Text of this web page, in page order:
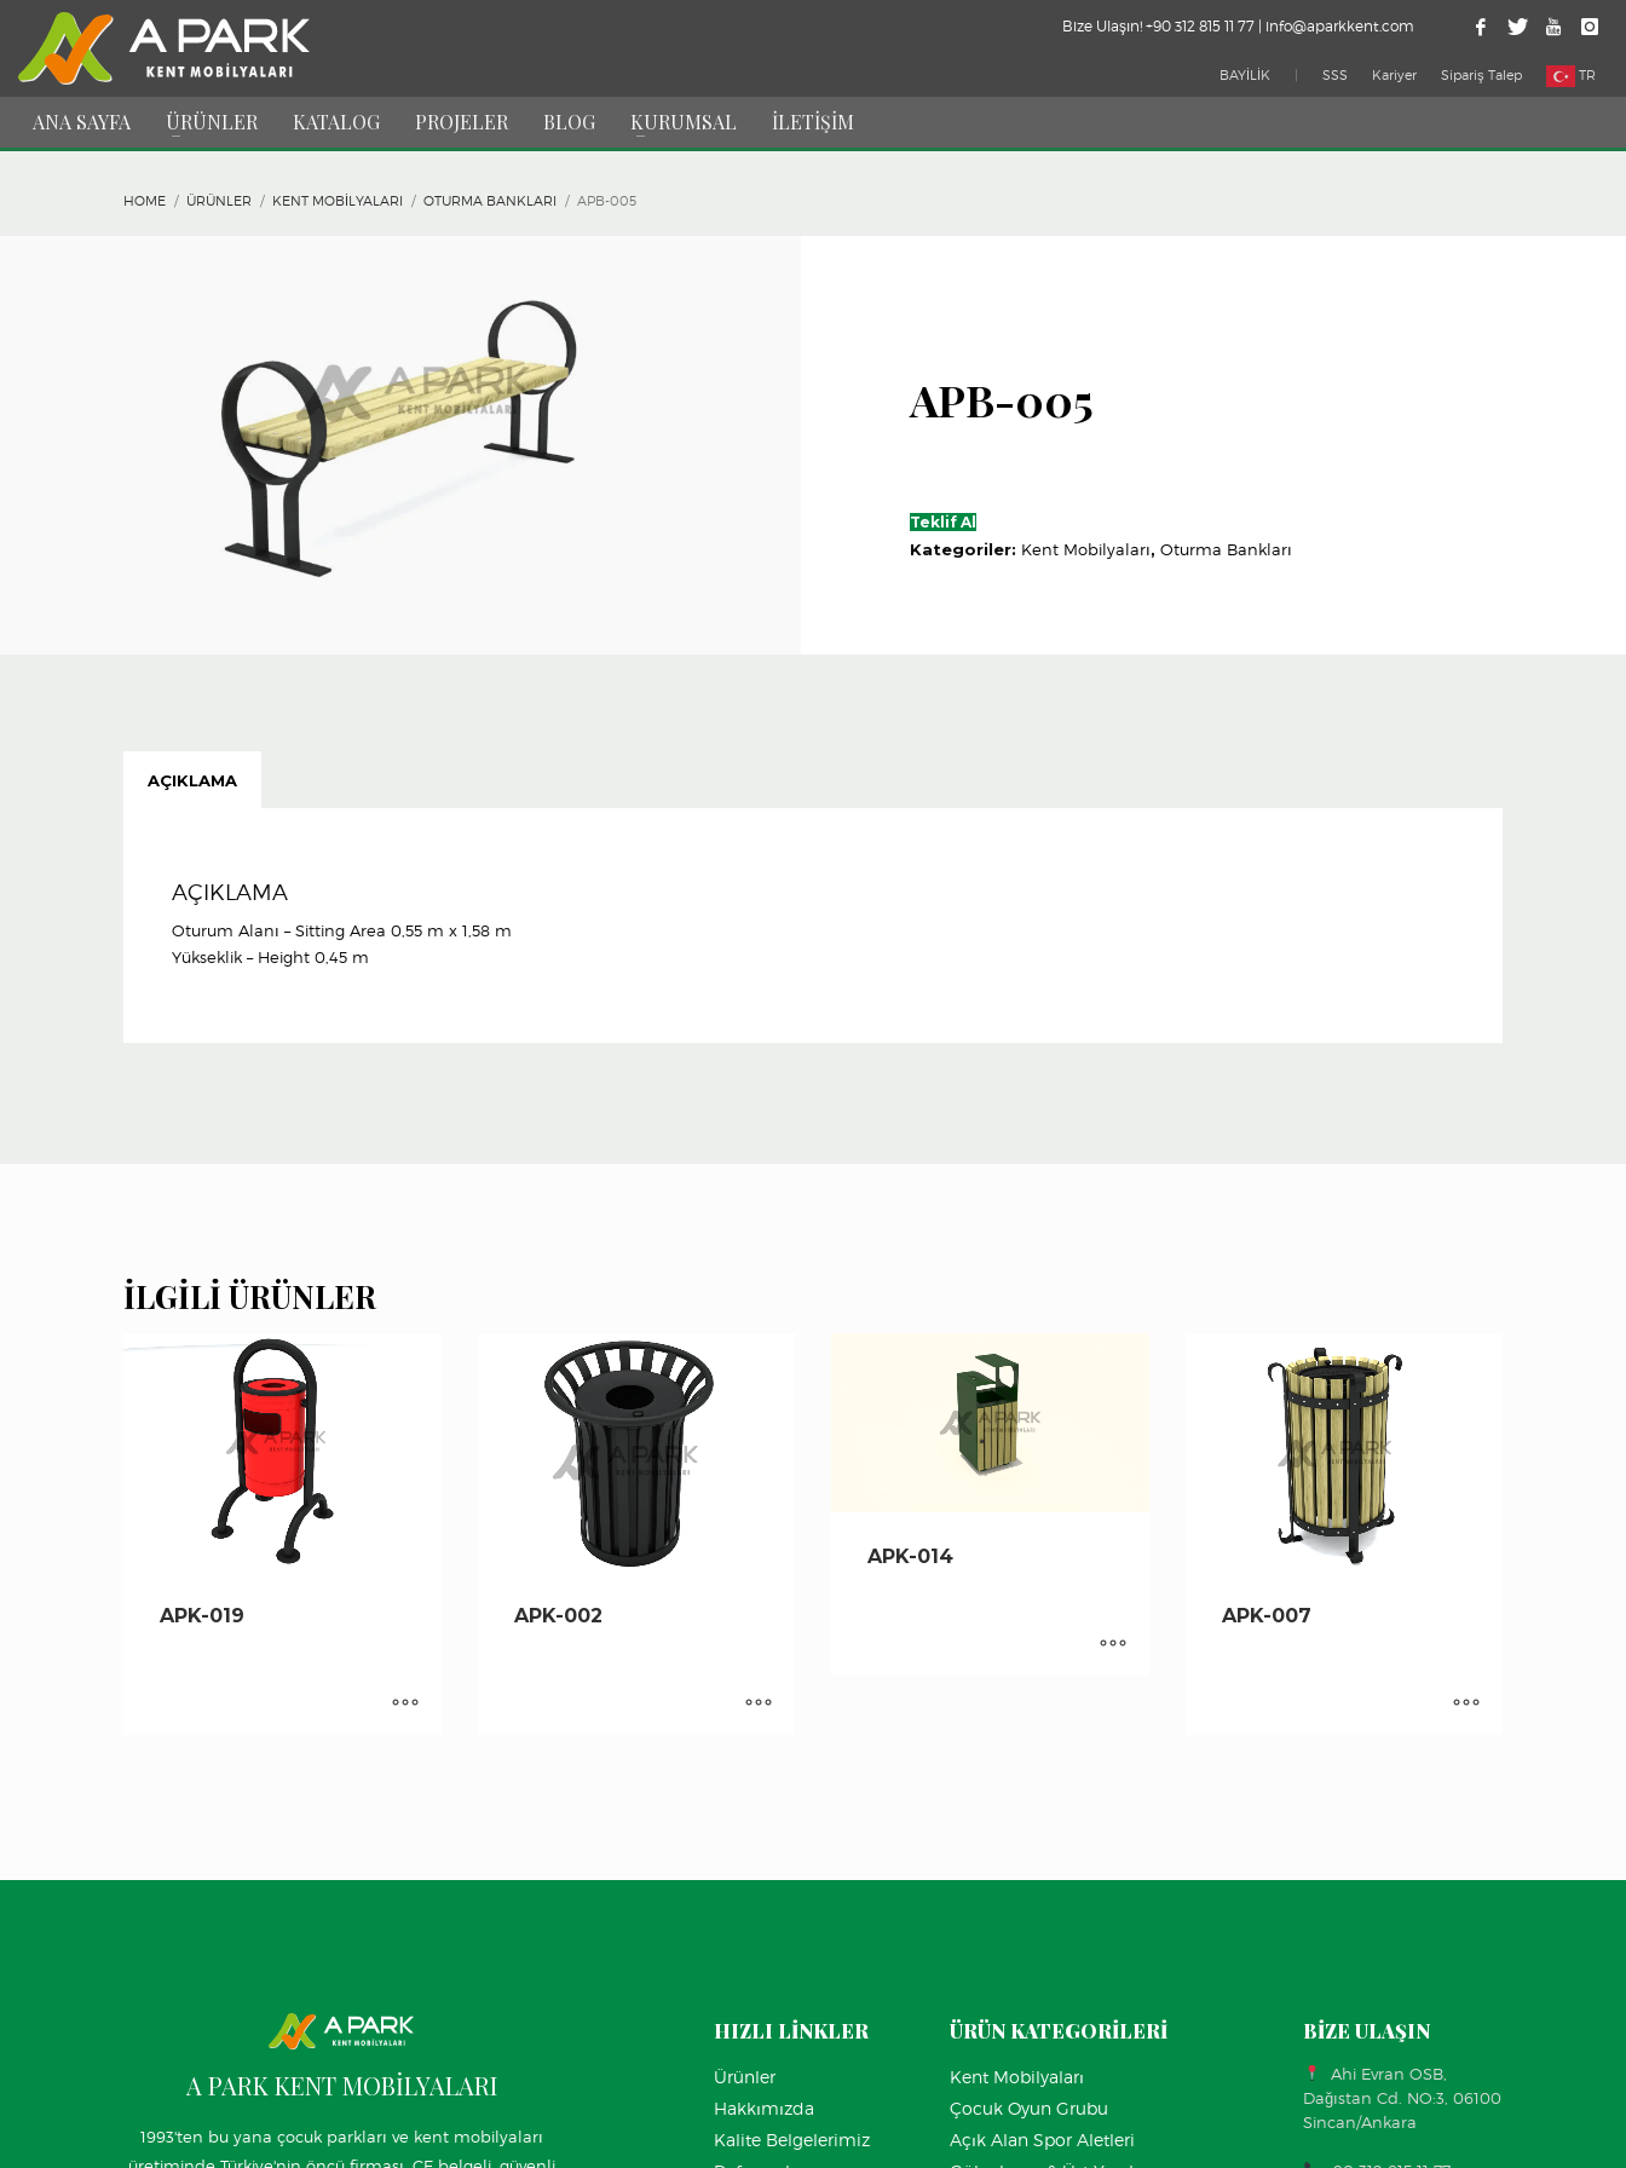
Bize Ulaşın! +90 312 815 11 77 | info@aparkkent.com
BAYİLİK | SSS Kariyer Sipariş Talep TR
ANA SAYFA ÜRÜNLER KATALOG PROJELER BLOG KURUMSAL İLETİŞİM
HOME ÜRÜNLER KENT MOBILYALARI OTURMA BANKLARI APB-005
APB-005
Teklif Al
Kategoriler: Kent Mobilyaları, Oturma Bankları
AÇIKLAMA
AÇIKLAMA
Oturum Alanı – Sitting Area 0,55 m x 1,58 m
Yükseklik – Height 0,45 m
İLGILI ÜRÜNLER
APK-019 APK-002
APK-014
APK-007
A PARK KENT MOBİLYALARI
1993'ten bu yana çocuk parkları ve kent mobilyaları
HIZLI LİNKLER
Ürünler
Hakkımızda
Kalite Belgelerimiz
ÜRÜN KATEGORİLERİ
Kent Mobilyaları
Çocuk Oyun Grubu
Açık Alan Spor Aletleri
BİZE ULAŞIN
Ahi Evran OSB,
Dağıstan Cd. NO:3, 06100
Sincan/Ankara